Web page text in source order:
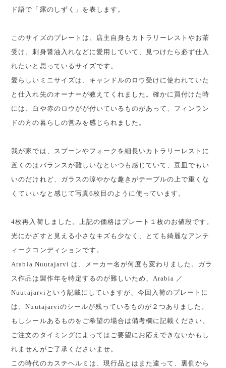
ド語で「露のしずく」を表します。
このサイズのプレートは、店主自身もカトラリーレストやお茶
受け、刺身醤油入れなどに愛用していて、見つけたら必ず仕入
れたいと思っているサイズです。
愛らしいミニサイズは、キャンドルのロウ受けに使われていた
と仕入れ先のオーナーが教えてくれました。確かに買付けた時
には、白や赤のロウがが付いているものがあって、フィンラン
ドの方の暮らしの営みを感じられました。
我が家では、スプーンやフォークを細長いカトラリーレストに
置くのはバランスが難しいなといつも感じていて、豆皿でもい
いのだけれど、ガラスの涼やかな趣きがテーブルの上で重くな
くていいなと感じて写真6枚目のように使っています。
4枚再入荷しました。上記の価格はプレート１枚のお値段です。
光にかざすと見える小さなキズも少なく、とても綺麗なアンテ
ィークコンディションです。
Arabia Nuutajarvi は、メーカー名が何度も変わりました。ガラ
ス作品は製作年を特定するのが難しいため、Arabia ／
Nuutajarviという記載にしていますが、今回入荷のプレートに
は、Nuutajarviのシールが残っているものが２つありました。
もしシールあるものをご希望の場合は備考欄に記載ください。
ご注文のタイミングによってはご要望にお応えできないかもし
れませんがご了承くださいませ。
この時代のカステヘルミは、現行品とはまた違って、裏側から